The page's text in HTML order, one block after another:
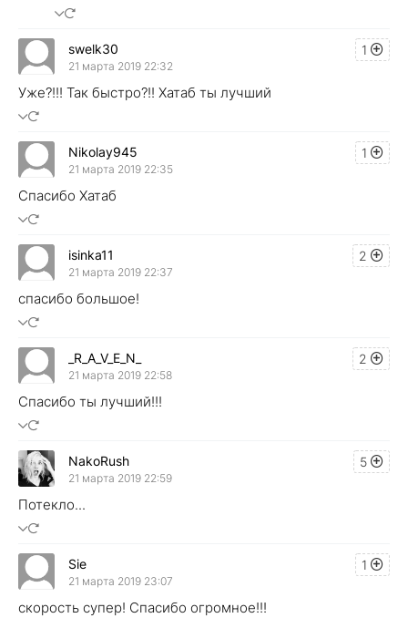
1
swelk30
21 марта 2019 22:32
Уже?!!! Так быстро?!! Хатаб ты лучший
1
Nikolay945
21 марта 2019 22:35
Спасибо Хатаб
2
isinka11
21 марта 2019 22:37
спасибо большое!
2
_R_A_V_E_N_
21 марта 2019 22:58
Спасибо ты лучший!!!
5
NakoRush
21 марта 2019 22:59
Потекло...
1
Sie
21 марта 2019 23:07
скорость супер! Спасибо огромное!!!